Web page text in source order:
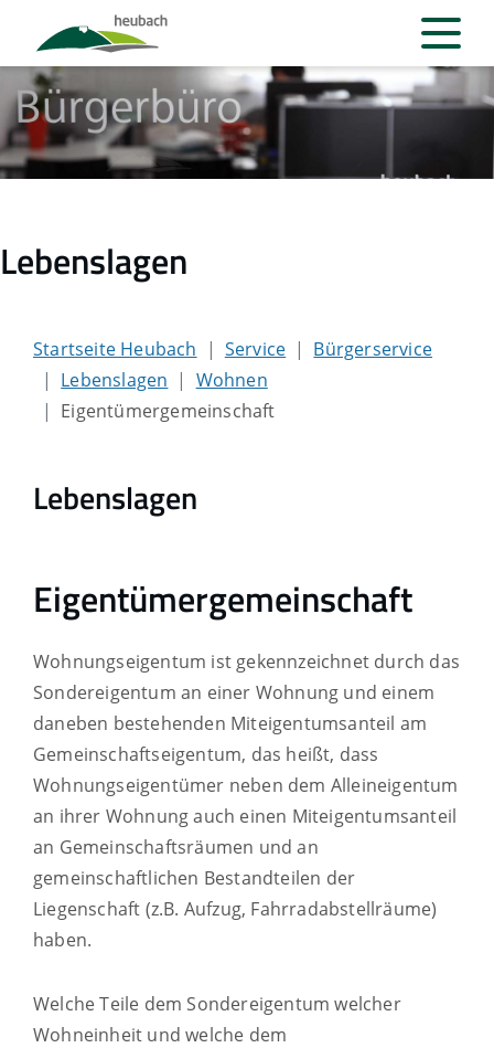
Lebenslagen
Startseite Heubach Service
Bürgerservice
Lebenslagen
Wohnen
Eigentümergemeinschaft
Lebenslagen
Eigentümergemeinschaft
Wohnungseigentum ist gekennzeichnet durch das
Sondereigentum an einer Wohnung und einem
daneben bestehenden Miteigentumsanteil am
Gemeinschaftseigentum, das heißt, dass
Wohnungseigentümer neben dem Alleineigentum
an ihrer Wohnung auch einen Miteigentumsanteil
an Gemeinschaftsräumen und an
gemeinschaftlichen Bestandteilen der
Liegenschaft (z.B. Aufzug, Fahrradabstellräume)
haben.
Welche Teile dem Sondereigentum welcher
Wohneinheit und welche dem